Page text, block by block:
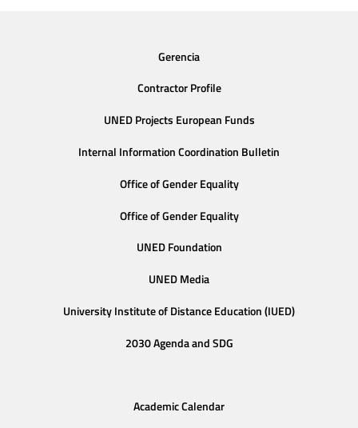
Gerencia
Contractor Profile
UNED Projects European Funds
Internal Information Coordination Bulletin
Office of Gender Equality
Office of Gender Equality
UNED Foundation
UNED Media
University Institute of Distance Education (IUED)
2030 Agenda and SDG
Academic Calendar